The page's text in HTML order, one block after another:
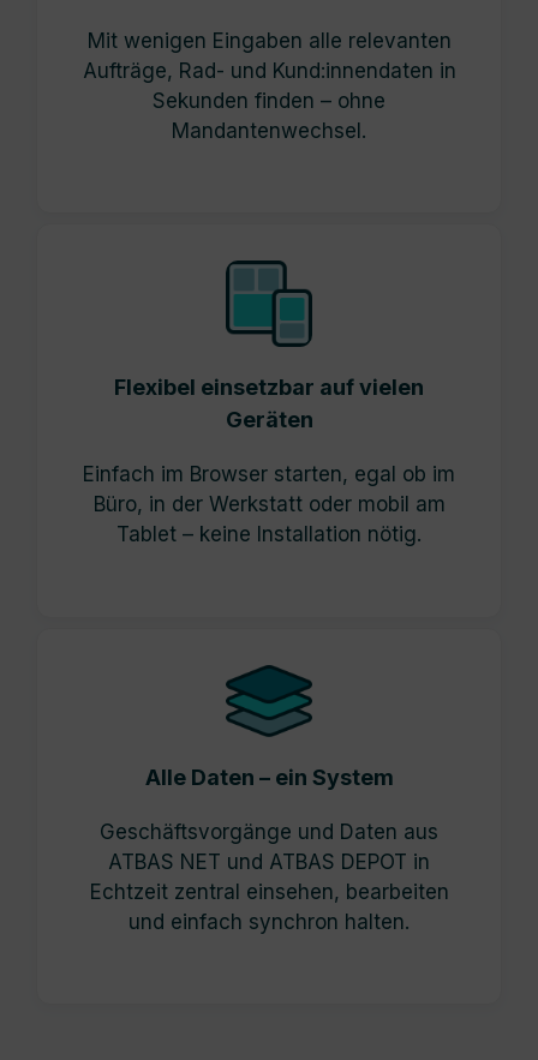
Mit wenigen Eingaben alle relevanten
Aufträge, Rad- und Kund:innendaten in
Sekunden finden – ohne
Mandantenwechsel.
Flexibel einsetzbar auf vielen
Geräten
Einfach im Browser starten, egal ob im
Büro, in der Werkstatt oder mobil am
Tablet – keine Installation nötig.
Alle Daten – ein System
Geschäftsvorgänge und Daten aus
ATBAS NET und ATBAS DEPOT in
Echtzeit zentral einsehen, bearbeiten
und einfach synchron halten.